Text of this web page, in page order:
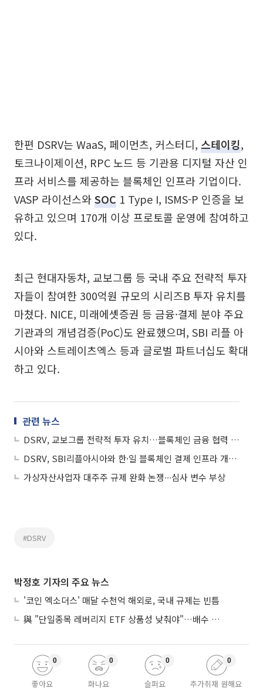
한편 DSRV는 WaaS, 페이먼츠, 커스터디, 스테이킹,
토크나이제이션, RPC 노드 등 기관용 디지털 자산 인
프라 서비스를 제공하는 블록체인 인프라 기업이다.
VASP 라이선스와SOC 1 Type I, ISMS-P 인증을 보
유하고 있으며 170개 이상 프로토콜 운영에 참여하고
있다.
최근 현대자동차, 교보그룹 등 국내 주요 전략적 투자
자들이 참여한 300억원 규모의 시리즈B 투자 유치를
마쳤다. NICE, 미래에셋증권 등 금융·결제 분야 주요
기관과의 개념검증(PoC)도 완료했으며, SBI 리플 아
시아와 스트레이츠엑스 등과 글로벌 파트너십도 확대
하고 있다.
관련 뉴스
DSRV, 교보그룹 전략적 투자 유치…블록체인 금융 협력 확대
DSRV, SBI리플아시아와 한·일 블록체인 결제 인프라 개발 착수
가상자산사업자 대주주 규제 완화 논쟁∙∙∙심사 변수 부상
#DSRV
박정호 기자의 주요 뉴스
'코인 엑소더스' 매달 수천억 해외로, 국내 규제는 빈틈
與 "단일종목 레버리지 ETF 상품성 낮춰야"…배수 조정안도 거론
좋아요
0
화나요
0
슬퍼요
0
추가취재 원해요
0